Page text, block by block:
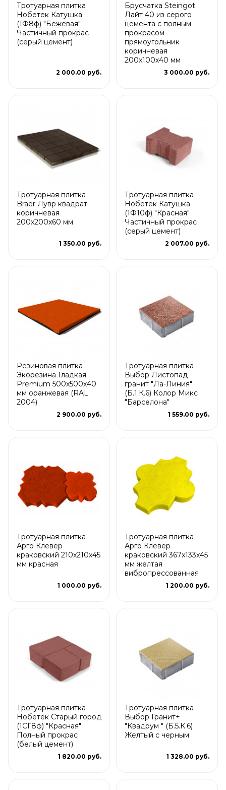
Тротуарная плитка
Нобетек Катушка
(1Ф8ф) "Бежевая"
Частичный прокрас
(серый цемент)
2 000.00 руб.
Брусчатка Steingot
Лайт 40 из серого
цемента с полным
прокрасом
прямоугольник
коричневая
200х100х40 мм
3 000.00 руб.
Тротуарная плитка
Braer Лувр квадрат
коричневая
200х200х60 мм
1 350.00 руб.
Тротуарная плитка
Нобетек Катушка
(1Ф10ф) "Красная"
Частичный прокрас
(серый цемент)
2 007.00 руб.
Резиновая плитка
Экорезина Гладкая
Premium 500x500x40
мм оранжевая (RAL
2004)
2 900.00 руб.
Тротуарная плитка
Выбор Листопад
гранит "Ла-Линия"
(Б.1.К.6) Колор Микс
"Барселона"
1 559.00 руб.
Тротуарная плитка
Арго Клевер
краковский 210x210x45
мм красная
1 000.00 руб.
Тротуарная плитка
Арго Клевер
краковский 367x133x45
мм желтая
вибропрессованная
1 200.00 руб.
Тротуарная плитка
Нобетек Старый город
(1СГ8ф) "Красная"
Полный прокрас
(белый цемент)
1 820.00 руб.
Тротуарная плитка
Выбор Гранит+
"Квадрум " (Б.5.К.6)
Желтый с черным
1 328.00 руб.